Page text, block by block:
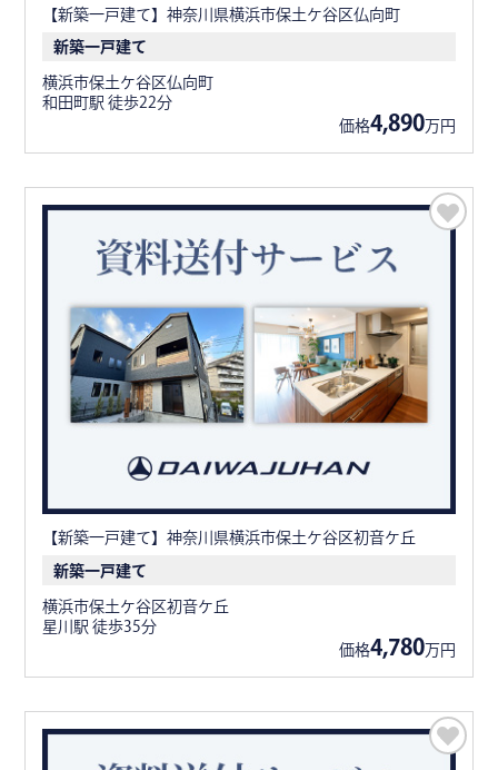
【新築一戸建て】神奈川県横浜市保土ケ谷区仏向町
新築一戸建て
横浜市保土ケ谷区仏向町
和田町駅 徒歩22分
価格4,890万円
【新築一戸建て】神奈川県横浜市保土ケ谷区初音ケ丘
新築一戸建て
横浜市保土ケ谷区初音ケ丘
星川駅 徒歩35分
価格4,780万円